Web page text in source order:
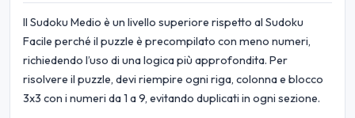
Il Sudoku Medio è un livello superiore rispetto al Sudoku
Facile perché il puzzle è precompilato con meno numeri,
richiedendo l’uso di una logica più approfondita. Per
risolvere il puzzle, devi riempire ogni riga, colonna e blocco
3x3 con i numeri da 1 a 9, evitando duplicati in ogni sezione.